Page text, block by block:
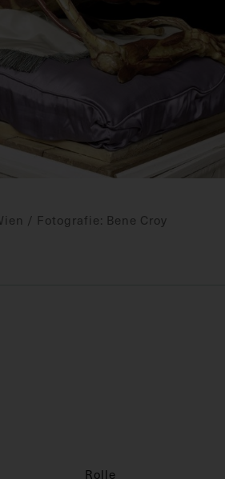
/ Fotografie: Bene Croy
Rolle